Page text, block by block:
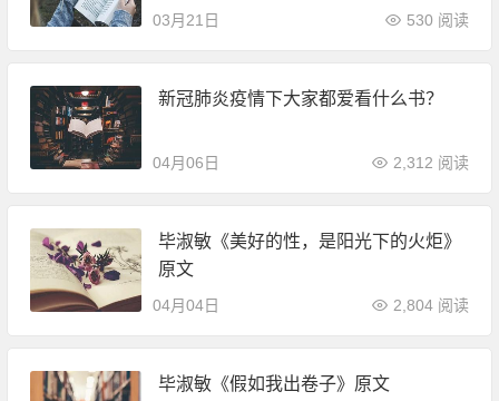
03月21日 530 阅读
新冠肺炎疫情下大家都爱看什么书？
04月06日 2,312 阅读
毕淑敏《美好的性，是阳光下的火炬》
原文
04月04日 2,804 阅读
毕淑敏《假如我出卷子》原文